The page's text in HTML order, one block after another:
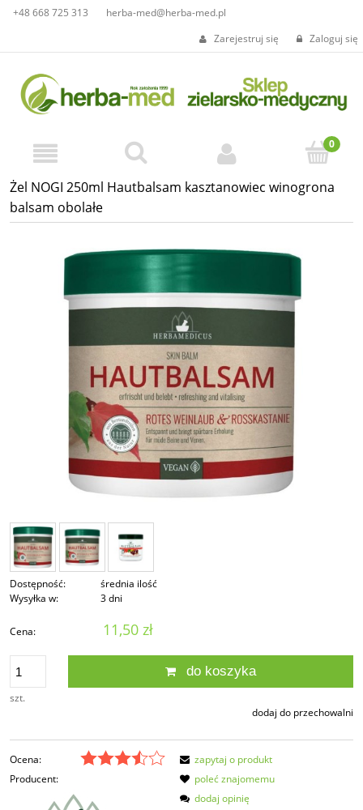
+48 668 725 313
herba-med@herba-med.pl
Zarejestruj się
Zaloguj się
Żel NOGI 250ml Hautbalsam kasztanowiec winogrona
balsam obolałe
Dostępność:
średnia ilość
Wysyłka w:
3 dni
Cena: 11,50 zł
szt.
do koszyka
dodaj do przechowalni
Ocena:
Producent:
zapytaj o produkt
poleć znajomemu
dodaj opinię